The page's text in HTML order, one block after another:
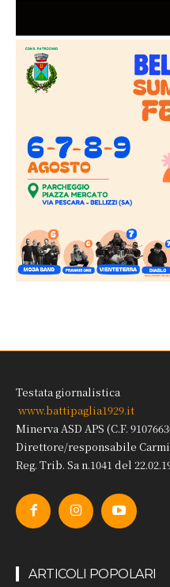
Testata giornalistica
www.battipaglia1929.it
Minerva ASD APS (C.F.
Direttore/responsabile
Reg. Trib. Sa n.1041 del
ARTICOLI POPOLARI